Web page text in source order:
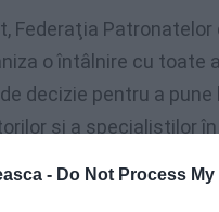
- Do Not Process My
Federaţia Patronatelor
o întâlnire cu toate
decizie pentru a pune
şi a specialiştilor în